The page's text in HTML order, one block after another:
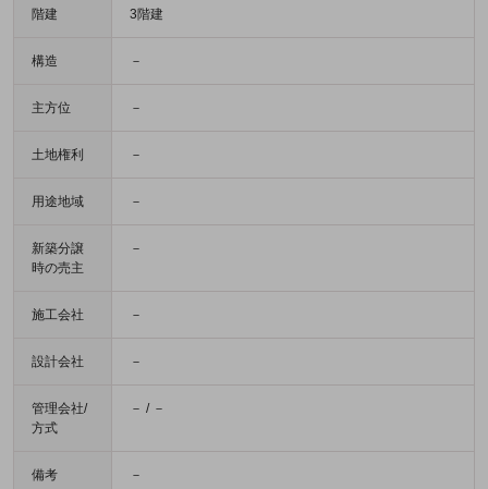
階建 3階建
構造 －
主方位 －
土地権利 －
用途地域 －
新築分譲
時の売主
－
施工会社 －
設計会社 －
管理会社/
方式
－ / －
備考 －